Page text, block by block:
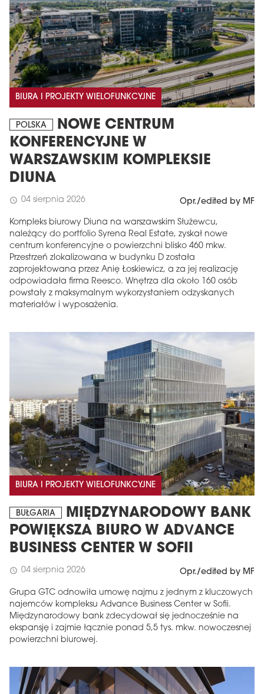
BIURA I PROJEKTY WIELOFUNKCYJNE
POLSKA
NOWE CENTRUM
KONFERENCYJNE W
WARSZAWSKIM KOMPLEKSIE
DIUNA
schedule 04 sierpnia 2026 Opr./edited by MF
Kompleks biurowy Diuna na warszawskim Służewcu,
należący do portfolio Syrena Real Estate, zyskał nowe
centrum konferencyjne o powierzchni blisko 460 mkw.
Przestrzeń zlokalizowana w budynku D została
zaprojektowana przez Anię Łoskiewicz, a za jej realizację
odpowiadała firma Reesco. Wnętrza dla około 160 osób
powstały z maksymalnym wykorzystaniem odzyskanych
materiałów i wyposażenia.
BIURA I PROJEKTY WIELOFUNKCYJNE
BUŁGARIA
MIĘDZYNARODOWY BANK
POWIĘKSZA BIURO W ADVANCE
BUSINESS CENTER W SOFII
schedule 04 sierpnia 2026 Opr./edited by MF
Grupa GTC odnowiła umowę najmu z jednym z kluczowych
najemców kompleksu Advance Business Center w Sofii.
Międzynarodowy bank zdecydował się jednocześnie na
ekspansję i zajmie łącznie ponad 5,5 tys. mkw. nowoczesnej
powierzchni biurowej.